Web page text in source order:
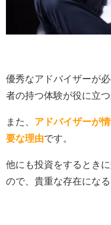
優秀なアドバイザーが
者の持つ体験が役に立つ
また、 アドバイザーが
要な理由です。
他にも投資をするとき
ので、貴重な存在になる